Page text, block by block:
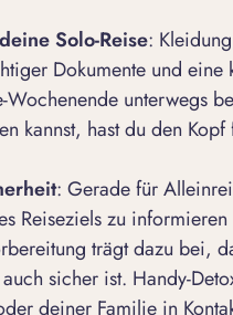
Solo-Reise:
Dokumente und
unterwegs
kannst, hast du den
: Gerade für
Reiseziels zu
trägt dazu bei,
sicher ist. Handy-
deiner Familie in